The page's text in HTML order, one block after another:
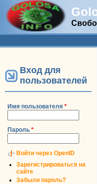
Вход для
пользователей
Имя пользователя *
Пароль *
Войти через OpenID
Зарегистрироваться на
сайте
Забыли пароль?